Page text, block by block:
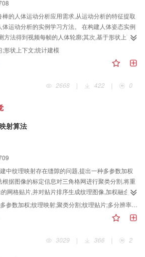
的人体运动分析应用需求,从运动分析的特征提取
运动分析的实例学习方法。 在构建人体姿态实例
方法得到视频每帧的人体轮廓;其次,基于形状上下
索得到每帧视频的候选姿态集;最后,通过统计建模
动分析。 对步行、跑步、跳跃等测试视频进行实验,
示和匹配方法具有良好的表达能力;本文方法运动
5°左右,与其他算法相比,有效提高了运动分析的精
例学习方法,能有效分析单目视频中的人体运动,并克
形状上下文;统计建模
2668
| 422 | 0
射算法
中纹理映射存在缝隙的问题,提出一种多参数加权
据图像的标定信息对三角格网进行聚类分割,将重
网格贴片,并对贴片排序生成纹理图像,加权融合重
、模型深度等信息生成纹理贴片像素,最后采用多
理贴片缝隙,实现无缝的纹理映射。 对不同的测试数
持一定清晰度的前提下消除了纹理的缝隙,即使对于
较为满意的结果,同时本文算法支持大数据的3维纹
纹理映射算法,算法通过构造一个平滑的加权方程融
数加权;纹理映射;聚类分割;纹理贴片;多分辨率分解融合
3029
| 366 | 2